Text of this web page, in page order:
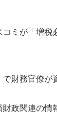
コミが「増税
財務官僚が
政関連の情